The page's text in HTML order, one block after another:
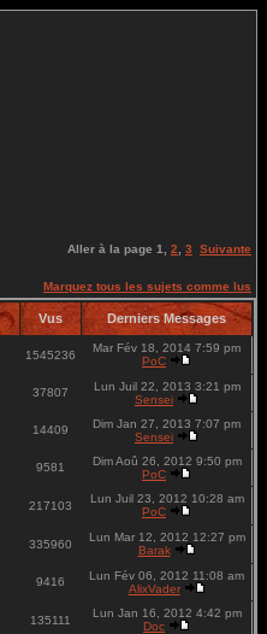
Aller à la page 1 2 3 Suivante
Marquez tous les sujets comme lus
Vus Derniers Messages
1545236
Mar Fév 18, 2014 7:59 pm
PoC
37807
Lun Juil 22, 2013 3:21 pm
Sensei
14409
Dim Jan 27, 2013 7:07 pm
Sensei
9581
Dim Aoû 26, 2012 9:50 pm
PoC
217103
Lun Juil 23, 2012 10:28 am
PoC
335960
Lun Mar 12, 2012 12:27 pm
Barak
9416
Lun Fév 06, 2012 11:08 am
AlixVader
135111
Lun Jan 16, 2012 4:42 pm
Doc